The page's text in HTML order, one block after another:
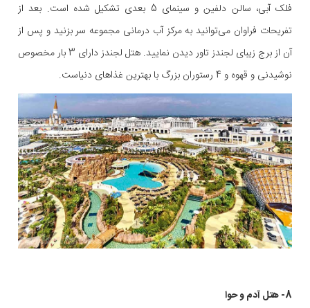
فلک آبی، سالن دلفین و سینمای 5 بعدی تشکیل شده است. بعد از
تفریحات فراوان می‌توانید به مرکز آب درمانی مجموعه سر بزنید و پس از
آن از برج زیبای لجندز تاور دیدن نمایید. هتل لجندز دارای 3 بار مخصوص
نوشیدنی و قهوه و 4 رستوران بزرگ با بهترین غذاهای دنیاست.
8- هتل آدم و حوا